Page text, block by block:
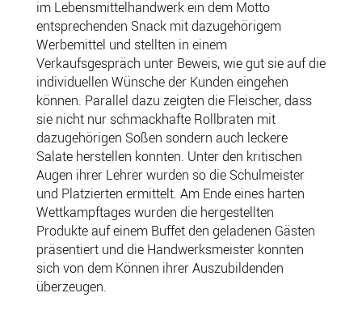
im Lebensmittelhandwerk ein dem Motto
entsprechenden Snack mit dazugehörigem
Werbemittel und stellten in einem
Verkaufsgespräch unter Beweis, wie gut sie auf die
individuellen Wünsche der Kunden eingehen
können. Parallel dazu zeigten die Fleischer, dass
sie nicht nur schmackhafte Rollbraten mit
dazugehörigen Soßen sondern auch leckere
Salate herstellen konnten. Unter den kritischen
Augen ihrer Lehrer wurden so die Schulmeister
und Platzierten ermittelt. Am Ende eines harten
Wettkampftages wurden die hergestellten
Produkte auf einem Buffet den geladenen Gästen
präsentiert und die Handwerksmeister konnten
sich von dem Können ihrer Auszubildenden
überzeugen.